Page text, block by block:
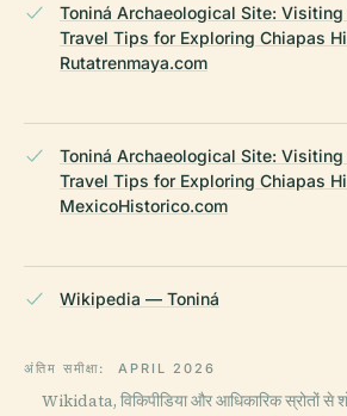
Toniná Archaeological Site:
Travel Tips for Exploring Chiapas
Rutatrenmaya.com
Toniná Archaeological Site:
Travel Tips for Exploring Chiapas
MexicoHistorico.com
Wikipedia — Toniná
अंतिम समीक्षा: APRIL 2026
Wikidata, विकिपीडिया और आधिकारिक स्रोतों से